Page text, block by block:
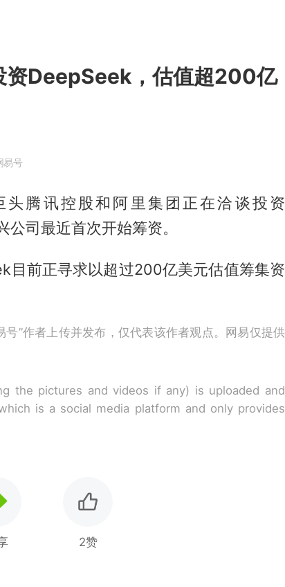
资DeepSeek，估值超200亿
易号
腾讯控股和阿里集团正在洽谈投资
司最近首次开始筹资。
目前正寻求以超过200亿美元估值筹集资
”作者上传并发布，仅代表该作者观点。网易仅提供
the pictures and videos if any) is uploaded and
is a social media platform and only provides
2赞